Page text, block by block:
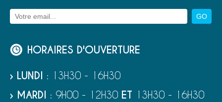
HORAIRES D'OUVERTURE
› LUNDI : 13H30 - 16H30
› MARDI : 9H00 - 12H30 ET 13H30 - 16H30